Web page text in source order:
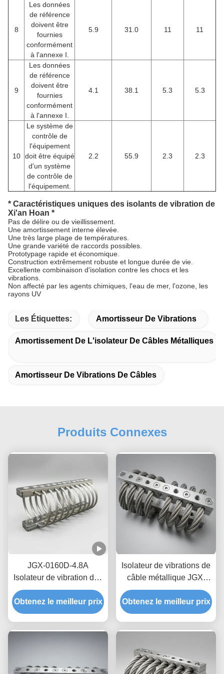
8
Les données
de référence
doivent être
fournies
conformément
à l'annexe I.
5.9 31.0 11 11
9
Les données
de référence
doivent être
fournies
conformément
à l'annexe I.
4.1 38.1 5.3 5.3
10
Le système de
contrôle de
l'équipement
doit être équipé
d'un système
de contrôle de
l'équipement.
2.2 55.9 2.3 2.3
* Caractéristiques uniques des isolants de vibration de
Xi'an Hoan *
Pas de délire ou de vieillissement.
Une amortissement interne élevée.
Une très large plage de températures.
Une grande variété de raccords possibles.
Prototypage rapide et économique.
Construction extrêmement robuste et longue durée de vie.
Excellente combinaison d'isolation contre les chocs et les
vibrations.
Non affecté par les agents chimiques, l'eau de mer, l'ozone, les
rayons UV
Les Étiquettes: Amortisseur De Vibrations
Amortissement De L'isolateur De Câbles Métalliques
Amortisseur De Vibrations De Câbles
Produits Connexes
JGX-0160D-4.8A
Isolateur de vibration des
câbles maritimes en mer,
montage de choc en acier
inoxydable sans
Obtenez le meilleur prix
Isolateur de vibrations de
câble métallique JGX-
1598D-428B,
amortissement par friction
sans huile, sans fluage,
Obtenez le meilleur prix